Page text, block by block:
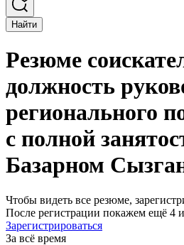
Найти
Резюме
должность
регионального
с полной
Базарном
Чтобы видеть все резюме,
После регистрации покажем ещё 4
Зарегистрироваться
За всё время